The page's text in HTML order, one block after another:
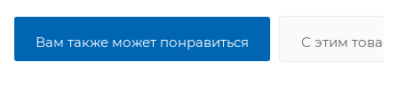
Вам также может понравиться С этим